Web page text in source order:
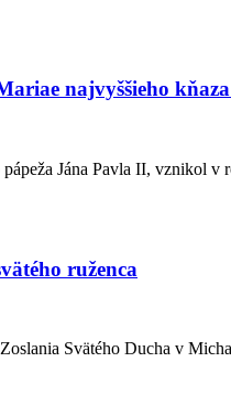
najvyššieho
Jána Pavla II, vznikol
ruženca
Svätého Ducha v